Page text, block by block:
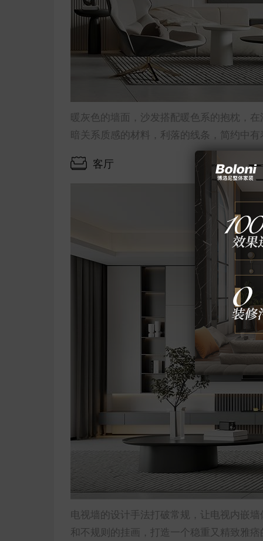
暖灰色的墙面，沙发搭配暖色系的抱枕，
暗关系质感的材料，利落的线条，简约中
客厅
电视墙的设计手法打破常规，让电视内嵌
和不规则的挂画，打造一个稳重又精致雅